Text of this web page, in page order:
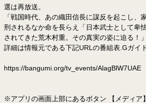
選は再放送。
「戦国時代、あの織田信長に謀反を起こし、
刑されるなか命を長らえ「日本武士として卑
されてきた荒木村重。その真実の姿に迫る！」
詳細は情報元である下記URLの番組表.Gガイ
https://bangumi.org/tv_events/AlagBlW7UAE
※アプリの画面上部にあるボタン 【メディ